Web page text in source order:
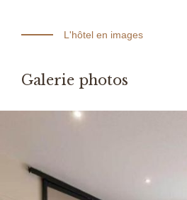
L'hôtel en images
Galerie photos